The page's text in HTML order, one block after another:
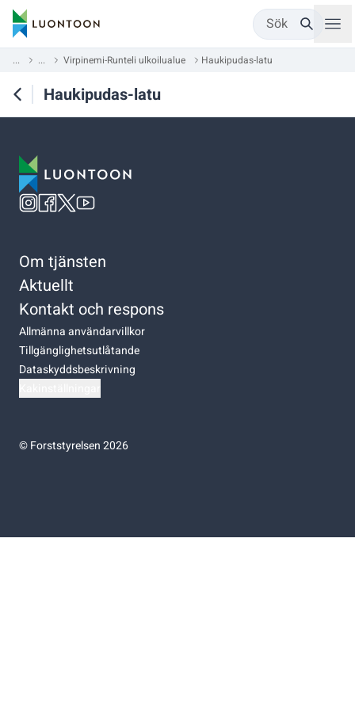
Sök
... ... Virpinemi-Runteli ulkoilualue Haukipudas-latu
Haukipudas-latu
Om tjänsten
Aktuellt
Kontakt och respons
Allmänna användarvillkor
Tillgänglighetsutlåtande
Dataskyddsbeskrivning
©Forststyrelsen 2026